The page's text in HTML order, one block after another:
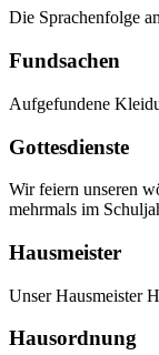
Die Sprachenfolge
Fundsachen
Aufgefundene
Gottesdienste
Wir feiern unseren
mehrmals im
Hausmeister
Unser Hausmeister
Hausordnung